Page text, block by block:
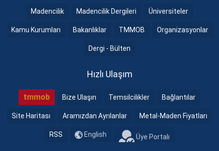
Madencilik Madencilik Dergileri Üniversiteler
Kamu Kurumları Bakanlıklar TMMOB Organizasyonlar
Dergi - Bülten
Hızlı Ulaşım
tmmob Bize Ulaşın Temsilcilikler Bağlantılar
Site Haritası Aramızdan Ayrılanlar Metal-Maden Fiyatları
RSS English Üye Portalı